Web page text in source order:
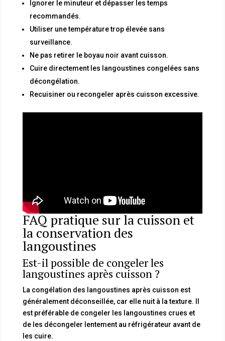
Ignorer le minuteur et dépasser les temps
recommandés.
Utiliser une température trop élevée sans
surveillance.
Ne pas retirer le boyau noir avant cuisson.
Cuire directement les langoustines congelées sans
décongélation.
Recuisiner ou recongeler après cuisson excessive.
FAQ pratique sur la cuisson et
la conservation des
langoustines
Est-il possible de congeler les
langoustines après cuisson ?
La congélation des langoustines après cuisson est
généralement déconseillée, car elle nuit à la texture. Il
est préférable de congeler les langoustines crues et
de les décongeler lentement au réfrigérateur avant de
les cuire.